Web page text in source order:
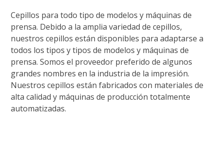
Cepillos para todo tipo de modelos y máquinas de
prensa. Debido a la amplia variedad de cepillos,
nuestros cepillos están disponibles para adaptarse a
todos los tipos y tipos de modelos y máquinas de
prensa. Somos el proveedor preferido de algunos
grandes nombres en la industria de la impresión.
Nuestros cepillos están fabricados con materiales de
alta calidad y máquinas de producción totalmente
automatizadas.